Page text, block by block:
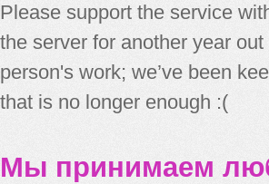
Please support the service
the server for another year
person's work; we’ve been
that is no longer enough :(
Мы принимаем